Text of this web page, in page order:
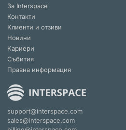
За Interspace
Контакти
Клиенти и отзиви
Новини
Кариери
Събития
Правна информация
support@interspace.com
sales@interspace.com